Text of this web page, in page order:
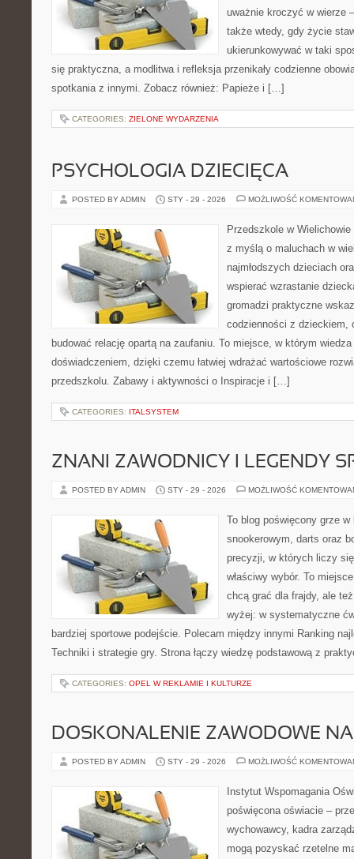
uważnie kroczyć w wierze
także wtedy, gdy życie
ukierunkowywać w taki
się praktyczna, a modlitwa i refleksja przenikały codzienne
spotkania z innymi. Zobacz również: Papieże i […]
CATEGORIES: ZIELONE WYDARZENIA
PSYCHOLOGIA DZIECIĘCA
POSTED BY ADMIN STY - 29 - 2026 MOŻLIWOŚĆ
Przedszkole w
z myślą o maluchach w
najmłodszych dzieciach
wspierać wzrastanie
gromadzi praktyczne
codzienności z dzieckiem,
budować relację opartą na zaufaniu. To miejsce, w którym
doświadczeniem, dzięki czemu łatwiej wdrażać wartościowe
przedszkolu. Zabawy i aktywności o Inspiracje i […]
CATEGORIES: ITALSYSTEM
ZNANI ZAWODNICY I LEGENDY
POSTED BY ADMIN STY - 29 - 2026 MOŻLIWOŚĆ
To blog poświęcony grze
snookerowym, darts oraz
precyzji, w których liczy
właściwy wybór. To
chcą grać dla frajdy, ale
wyżej: w systematyczne
bardziej sportowe podejście. Polecam między innymi Ranking
Techniki i strategie gry. Strona łączy wiedzę podstawową z
CATEGORIES: OPEL W REKLAMIE I KULTURZE
DOSKONALENIE ZAWODOWE
POSTED BY ADMIN STY - 29 - 2026 MOŻLIWOŚĆ
Instytut Wspomagania
poświęcona oświacie –
wychowawcy, kadra
mogą pozyskać rzetelne